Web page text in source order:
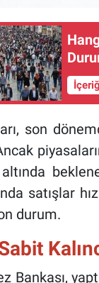
son
altında
satışlar
durum.
Bankası,